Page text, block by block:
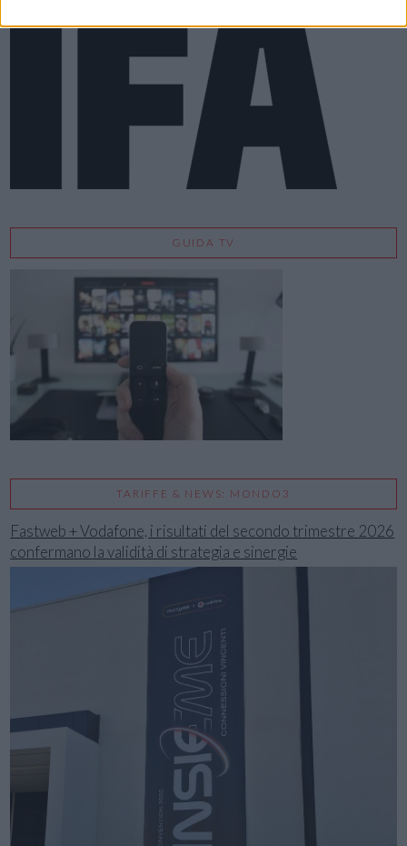
GUIDA TV
TARIFFE & NEWS: MONDO3
Fastweb + Vodafone, i risultati del secondo trimestre 2026
confermano la validità di strategia e sinergie